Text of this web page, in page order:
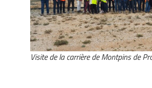
Visite de la carrière de Montpins de